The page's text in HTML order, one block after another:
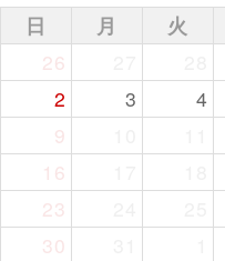
日 月 火
26
2
3 4
9
16
23
30